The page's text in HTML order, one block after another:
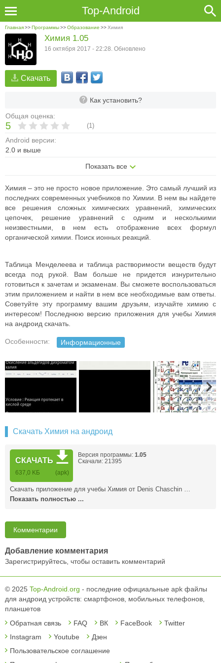
Top-Android
Главная>>Программы>>Образование >>Химия
Скачать
Как установить?
Общая оценка:
5 (1)
Android версии:
2.0 и выше
Показать все
Химия 1.05
16 октября 2017 - 22:28. Обновлено
Химия – это не просто новое приложение. Это самый лучший из
последних современных учебников по Химии. В нем вы найдете
все решения сложных химических уравнений, химических
цепочек, решение уравнений с одним и несколькими
неизвестными, в нем есть отображение всех формул
органической химии. Поиск ионных реакций.
Таблица Менделеева и таблица растворимости веществ будут
всегда под рукой. Вам больше не придется изнурительно
готовиться к зачетам и экзаменам. Вы сможете воспользоваться
этим приложением и найти в нем все необходимые вам ответы.
Советуйте эту программу вашим друзьям, изучайте химию с
интересом! Последнюю версию приложения для учебы Химия
на андроид скачать.
Особенности: Информационные
Скачать Химия на андроид
СКАЧАТЬ
637,0 KБ (apk)
Версия программы: 1.05
Скачали: 21395
Скачать приложение для учебы Химия от Denis Chaschin …
Показать полностью ...
Комментарии
Добавление комментария
Зарегистрируйтесь, чтобы оставить комментарий
© 2025 Top-Android.org - последние официальные apk файлы
для андроид устройств: смартфонов, мобильных телефонов,
планшетов
Обратная связь
FAQ ВК FaceBook
Twitter
Instagram
Youtube
Дзен
Пользовательское соглашение